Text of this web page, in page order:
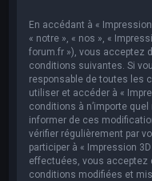
En accédant à «
« notre », « nos », «
forum.fr »), vous acceptez
conditions suivantes. Si
responsable de toutes les
utiliser et accéder à «
conditions à n’importe
informer de ces
vérifier régulièrement par
participer à « Impression
effectuées, vous acceptez
conditions modifiées et